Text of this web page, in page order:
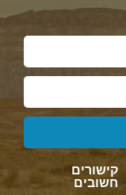
קישורים
חשובים